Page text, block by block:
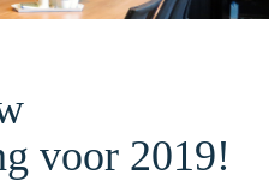
voor 2019!